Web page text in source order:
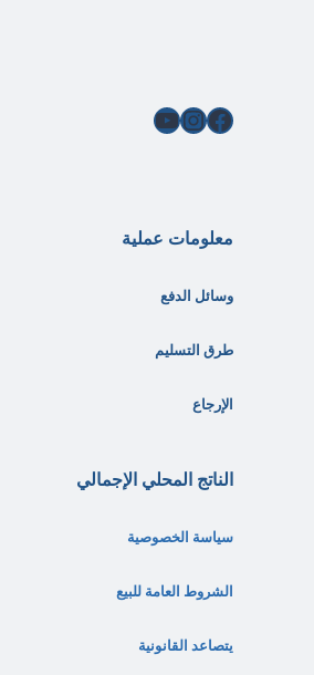
فيسبوك
إنستغرام
يوتيوب
معلومات عملية
وسائل الدفع
طرق التسليم
الإرجاع
الناتج المحلي الإجمالي
سياسة الخصوصية
الشروط العامة للبيع
يتصاعد القانونية